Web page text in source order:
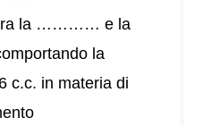
tra la ………… e la
la
c.c. in materia di